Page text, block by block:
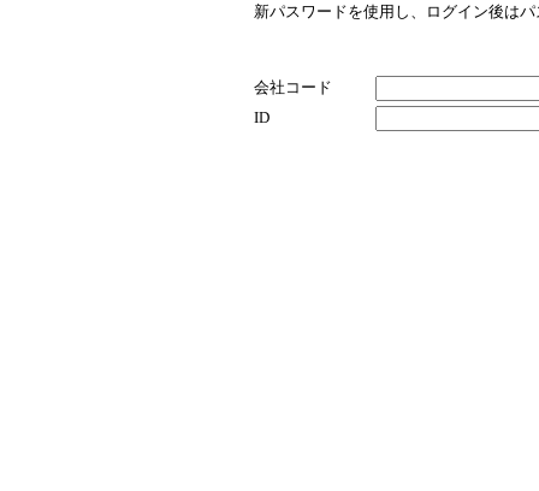
新パスワードを使用し、ログイン後は
会社コード
ID